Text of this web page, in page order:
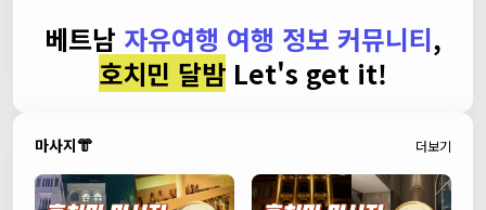
베트남 자유여행 여행 정보 커뮤니티,
호치민 달밤 Let's get it!
마사지👘 더보기